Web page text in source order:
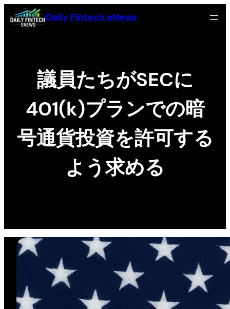
Skip
to
Daily Fintech eNews
議員たちがSECに
401(k)プランでの暗
号通貨投資を許可する
よう求める